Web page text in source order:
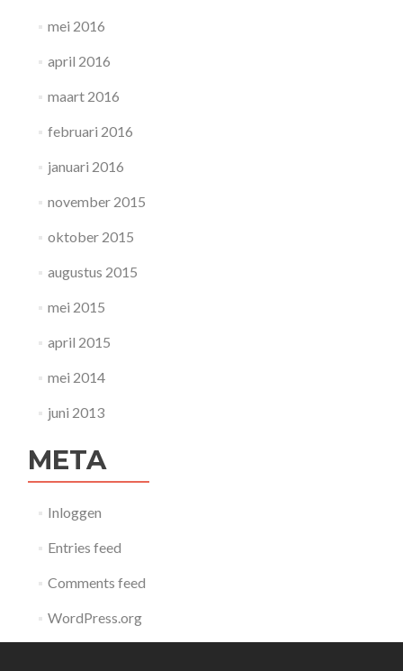
mei 2016
april 2016
maart 2016
februari 2016
januari 2016
november 2015
oktober 2015
augustus 2015
mei 2015
april 2015
mei 2014
juni 2013
META
Inloggen
Entries feed
Comments feed
WordPress.org